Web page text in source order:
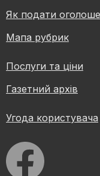
Як подати
Мапа рубрик
Послуги та ціни
Газетний архів
Угода користувача